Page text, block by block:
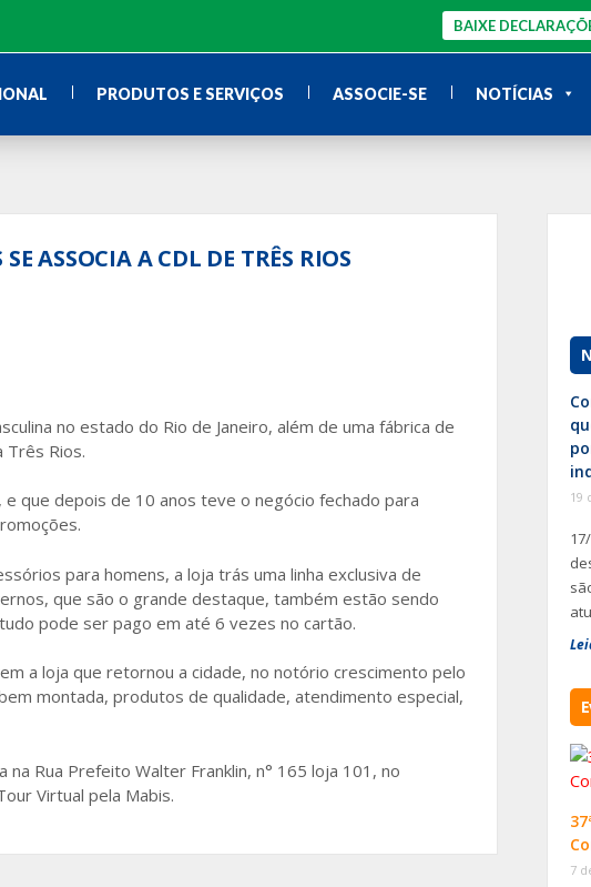
BAIXE
PRODUTOS E SERVIÇOS ASSOCIE-SE NOTÍCIAS
ASSOCIA A CDL DE TRÊS RIOS
no estado do Rio de Janeiro, além de uma fábrica de
Três Rios.
que depois de 10 anos teve o negócio fechado para
para homens, a loja trás uma linha exclusiva de
que são o grande destaque, também estão sendo
pode ser pago em até 6 vezes no cartão.
a loja que retornou a cidade, no notório crescimento pelo
montada, produtos de qualidade, atendimento especial,
Rua Prefeito Walter Franklin, n° 165 loja 101, no
Virtual pela Mabis.
19
7